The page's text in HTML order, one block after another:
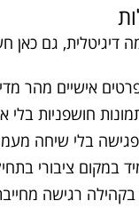
דיגיטלית, גם כאן
אישיים מהר מדי
חושפניות בלי
בלי שיחה
במקום ציבורי
רגישה